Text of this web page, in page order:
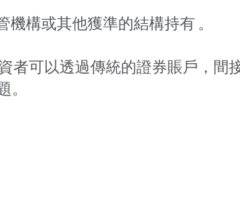
構或其他獲準的結構持有 。
者可以透過傳統的證券賬戶，間
。